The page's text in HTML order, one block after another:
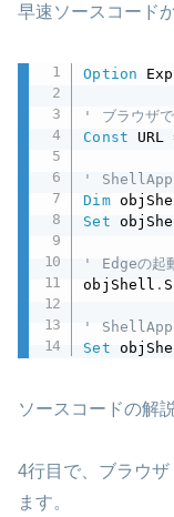
早速ソースコード
Option
' ブラウザで
Const URL
'
Dim
Set
' Edgeの起
objShell .
'
Set
ソースコードの解
4行目で、ブラウ
ます。